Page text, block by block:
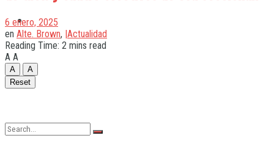
Varela
6 enero, 2025
en Alte. Brown, |Actualidad
Reading Time: 2 mins read
A A
A
A
Reset